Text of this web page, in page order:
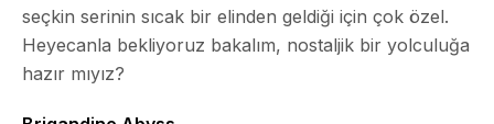
seçkin serinin sıcak bir elinden geldiği için çok özel.
Heyecanla bekliyoruz bakalım, nostaljik bir yolculuğa
hazır mıyız?